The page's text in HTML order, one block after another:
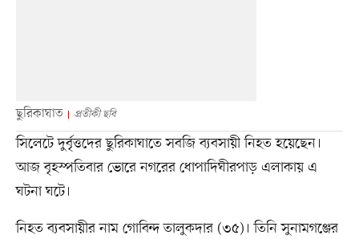
ছুরিকাঘাত প্রতীকী ছবি
সিলেটে দুর্বৃত্তদের ছুরিকাঘাতে সবজি ব্যবসায়ী নিহত হয়েছেন।
আজ বৃহস্পতিবার ভোরে নগরের ধোপাদিঘীরপাড় এলাকায় এ
ঘটনা ঘটে।
নিহত ব্যবসায়ীর নাম গোবিন্দ তালুকদার (৩৫)। তিনি সুনামগঞ্জের